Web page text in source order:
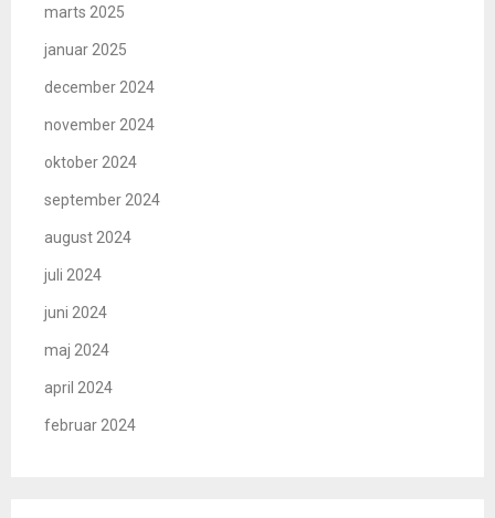
marts 2025
januar 2025
december 2024
november 2024
oktober 2024
september 2024
august 2024
juli 2024
juni 2024
maj 2024
april 2024
februar 2024